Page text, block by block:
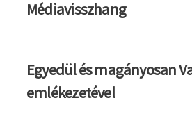
Médiavisszhang
Egyedül és magányosan
emlékezetével